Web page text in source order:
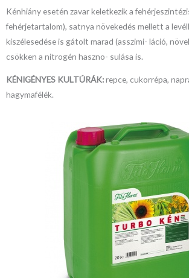
Kénhiány esetén zavar keletkezik a
fehérjetartalom), satnya növekedés mellett a
kiszélesedése is gátolt marad (asszimi- láció,
csökken a nitrogén haszno- sulása is.
KÉNIGÉNYES KULTÚRÁK:repce, cukorrépa,
hagymafélék.